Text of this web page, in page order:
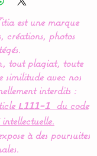
de turbulette,
en
in France)
un vrai nid
et le bien
est une marque
créations, photos
tout plagiat, toute
avec nos
interdits :
L111-1
du code
à des poursuites